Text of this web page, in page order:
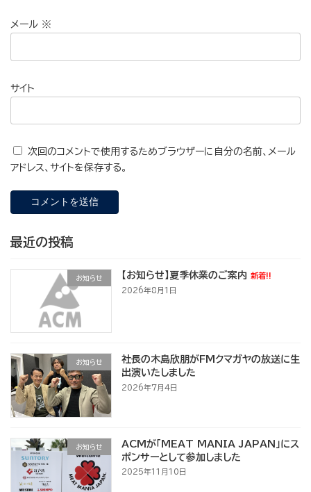
メール ※
サイト
次回のコメントで使用するためブラウザーに自分の名前、メール
アドレス、サイトを保存する。
最近の投稿
お知らせ 【お知らせ】夏季休業のご案内 新着!!
2026年8月1日
お知らせ
社長の木島欣朋がFMクマガヤの放送に生
出演いたしました
2026年7月4日
お知らせ
ACMが「MEAT MANIA JAPAN」にス
ポンサーとして参加しました
2025年11月10日